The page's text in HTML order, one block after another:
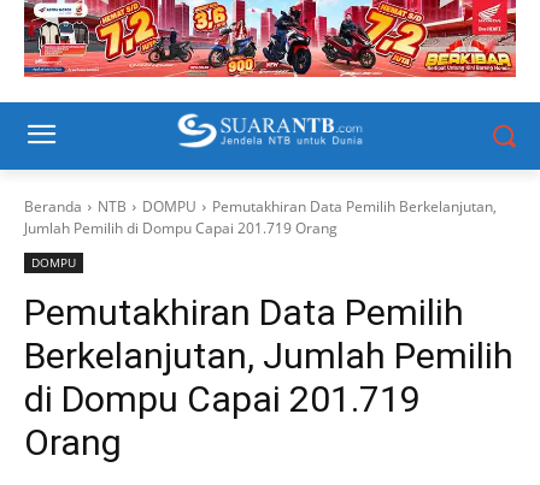
Beranda NTB DOMPU
Pemutakhiran Data Pemilih Berkelanjutan,
Jumlah Pemilih di Dompu Capai 201.719 Orang
DOMPU
Pemutakhiran Data Pemilih
Berkelanjutan, Jumlah Pemilih
di Dompu Capai 201.719
Orang